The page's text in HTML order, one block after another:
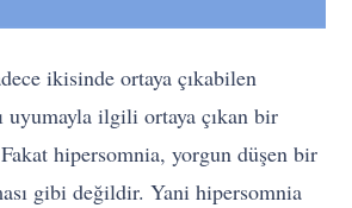
ikisinde ortaya çıkabilen
uyumayla ilgili ortaya çıkan bir
hipersomnia, yorgun düşen bir
gibi değildir. Yani hipersomnia